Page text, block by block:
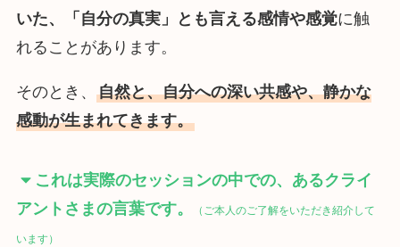
いた、「自分の真実」とも言える感情や感覚に触
れることがあります。
そのとき、 自然と、自分への深い共感や、静かな
感動が生まれてきます。
これは実際のセッションの中での、あるクライ
アントさまの言葉です。
（ご本人のご了解をいただき紹介して
います）